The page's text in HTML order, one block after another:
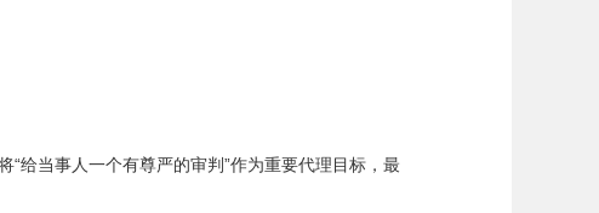
给当事人一个有尊严的审判”作为重要代理目标，最